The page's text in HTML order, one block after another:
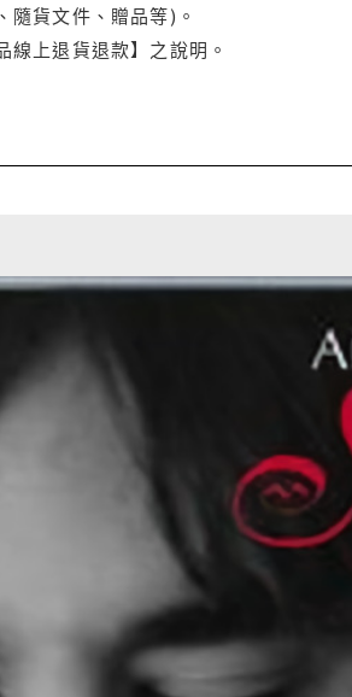
隨貨文件、贈品等)。
上退貨退款】之說明。